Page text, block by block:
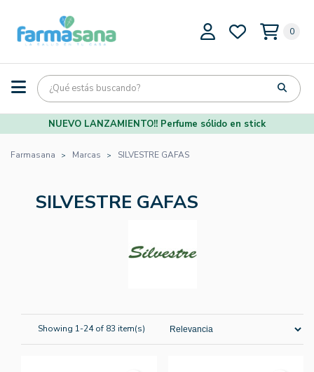
0
NUEVO LANZAMIENTO!! Perfume sólido en stick
Farmasana Marcas SILVESTRE GAFAS
SILVESTRE GAFAS
Showing 1-24 of 83 item(s)